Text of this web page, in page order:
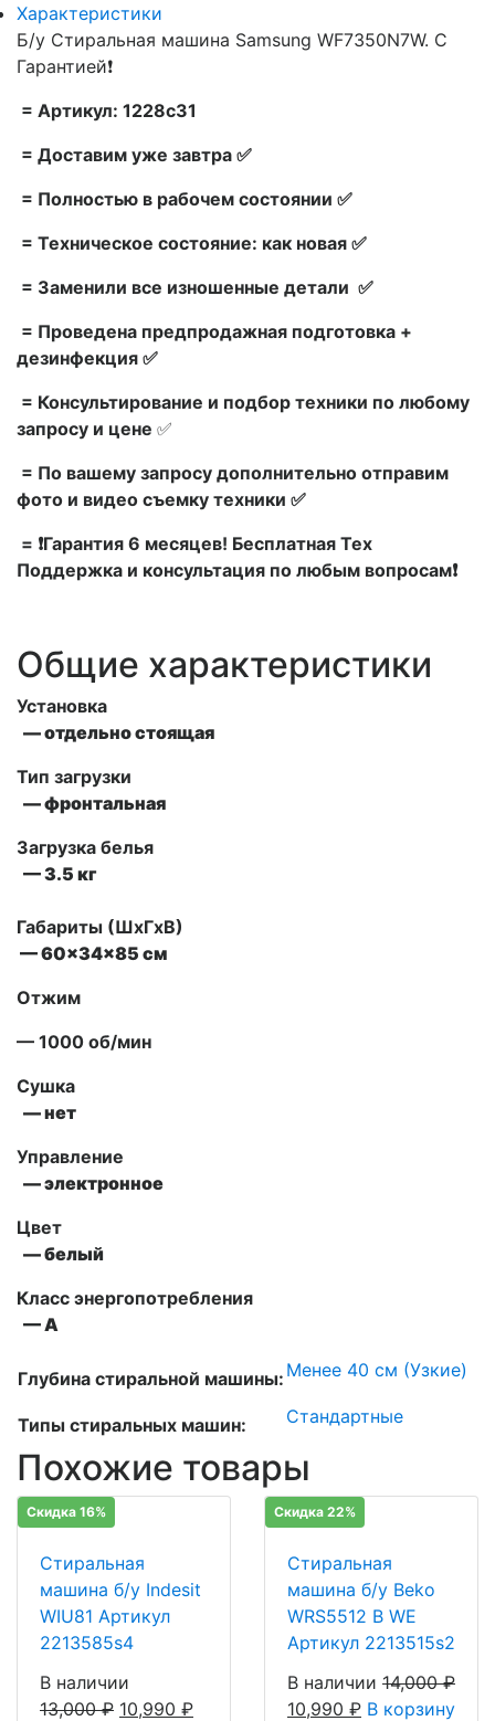
Характеристики
Б/у Стиральная машина Samsung WF7350N7W. С
Гарантией❗
= Артикул: 1228c31
= Доставим уже завтра ✅
= Полностью в рабочем состоянии ✅
= Техническое состояние: как новая ✅
= Заменили все изношенные детали ✅
= Проведена предпродажная подготовка +
дезинфекция ✅
= Консультирование и подбор техники по любому
запросу и цене ✅
= По вашему запросу дополнительно отправим
фото и видео съемку техники ✅
= ❗Гарантия 6 месяцев! Бесплатная Тех
Поддержка и консультация по любым вопросам❗
Общие характеристики
Установка
— отдельно стоящая
Тип загрузки
— фронтальная
Загрузка белья
— 3.5 кг
Габариты (ШxГxВ)
— 60x34x85 см
Отжим
— 1000 об/мин
Сушка
— нет
Управление
— электронное
Цвет
— белый
Класс энергопотребления
— А
Глубина стиральной машины: Менее 40 см (Узкие)
Типы стиральных машин: Стандартные
Похожие товары
Скидка 16%
Стиральная
машина б/у Indesit
WIU81 Артикул
2213585s4
В наличии
13,000₽ 10,990 ₽
Скидка 22%
Стиральная
машина б/у Beko
WRS5512 В WE
Артикул 2213515s2
В наличии 14,000₽
10,990 ₽ В корзину